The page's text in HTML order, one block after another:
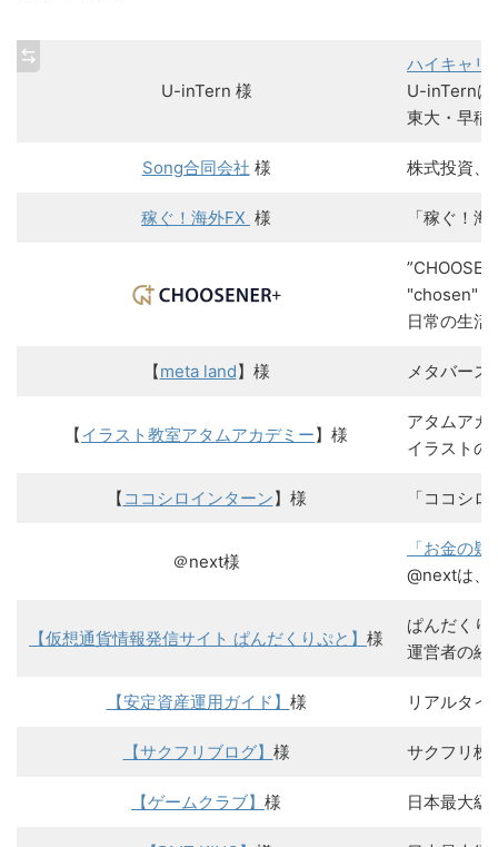
U-inTern 様
ハイキャリ
U-inTernは
東大・早稲
Song合同会社 様 株式投資、
稼ぐ！海外FX 様 「稼ぐ！
"chosen"＋
日常の生活
【meta land】様 メタバース
【イラスト教室アタムアカデミー】様
アタムアカ
イラストの
【 ココシロインターン】様 「ココシ
＠next様
「お金の
@nextは、
【仮想通貨情報発信サイト ぱんだくりぷと】 様
ぱんだくり
運営者の経
【安定資産運用ガイド】 様 リアルタ
【サクフリブログ】 様 サクフリ株
【ゲームクラブ】 様 日本最大級